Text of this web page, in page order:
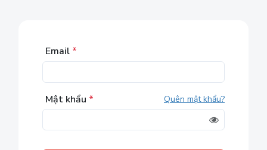
Email *
Mật khẩu * Quên mật khẩu?